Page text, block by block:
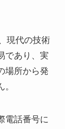
現代の技術
であり、実
場所から発
電話番号に